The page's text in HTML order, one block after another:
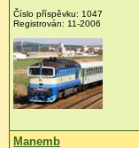
Číslo příspěvku: 1047
Registrován: 11-2006
Manemb